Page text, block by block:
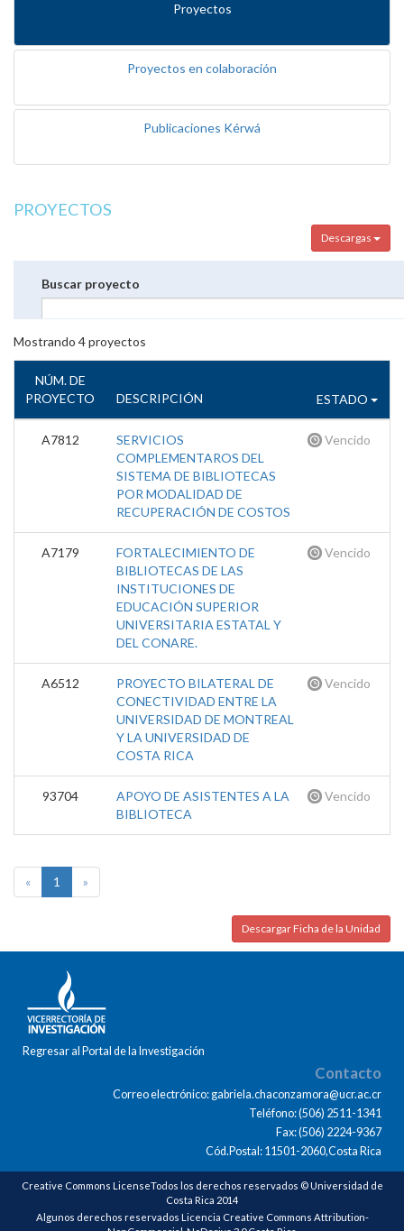
Proyectos
Proyectos en colaboración
Publicaciones Kérwá
PROYECTOS
Descargas
Buscar proyecto
Mostrando 4proyectos
NÚM. DE
PROYECTO
DESCRIPCIÓN ESTADO
A7812
SERVICIOS
COMPLEMENTAROS DEL
SISTEMA DE BIBLIOTECAS
POR MODALIDAD DE
RECUPERACIÓN DE COSTOS
Vencido
A7179
FORTALECIMIENTO DE
BIBLIOTECAS DE LAS
INSTITUCIONES DE
EDUCACIÓN SUPERIOR
UNIVERSITARIA ESTATAL Y
DEL CONARE.
Vencido
A6512
PROYECTO BILATERAL DE
CONECTIVIDAD ENTRE LA
UNIVERSIDAD DE MONTREAL
Y LA UNIVERSIDAD DE
COSTA RICA
Vencido
93704
APOYO DE ASISTENTES A LA
BIBLIOTECA
Vencido
« 1 »
Descargar Ficha de la Unidad
Regresar al Portal de la Investigación
Contacto
Correo electrónico: gabriela.chaconzamora@ucr.ac.cr
Teléfono: (506) 2511-1341
Fax: (506) 2224-9367
Cód.Postal: 11501-2060,Costa Rica
Creative Commons LicenseTodos los derechos reservados © Universidad de
Costa Rica 2014
Algunos derechos reservados Licencia Creative Commons Attribution-